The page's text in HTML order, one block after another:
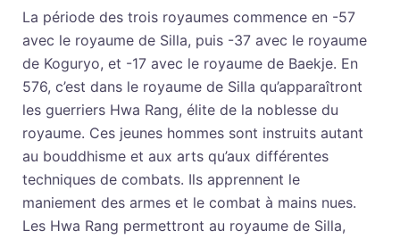
La période des trois royaumes commence en -57
avec le royaume de Silla, puis -37 avec le royaume
de Koguryo, et -17 avec le royaume de Baekje. En
576, c’est dans le royaume de Silla qu’apparaîtront
les guerriers Hwa Rang, élite de la noblesse du
royaume. Ces jeunes hommes sont instruits autant
au bouddhisme et aux arts qu’aux différentes
techniques de combats. Ils apprennent le
maniement des armes et le combat à mains nues.
Les Hwa Rang permettront au royaume de Silla,